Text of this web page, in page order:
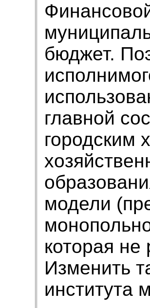
бюджет.
главной
городским
модели
которая
Изменить
института